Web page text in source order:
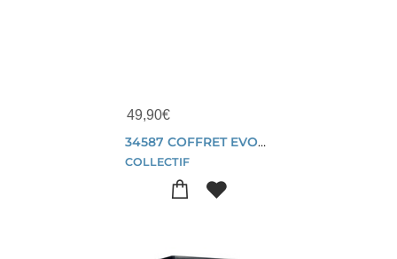
49,90€
34587 COFFRET EVOLUTION BUILDER
COLLECTIF